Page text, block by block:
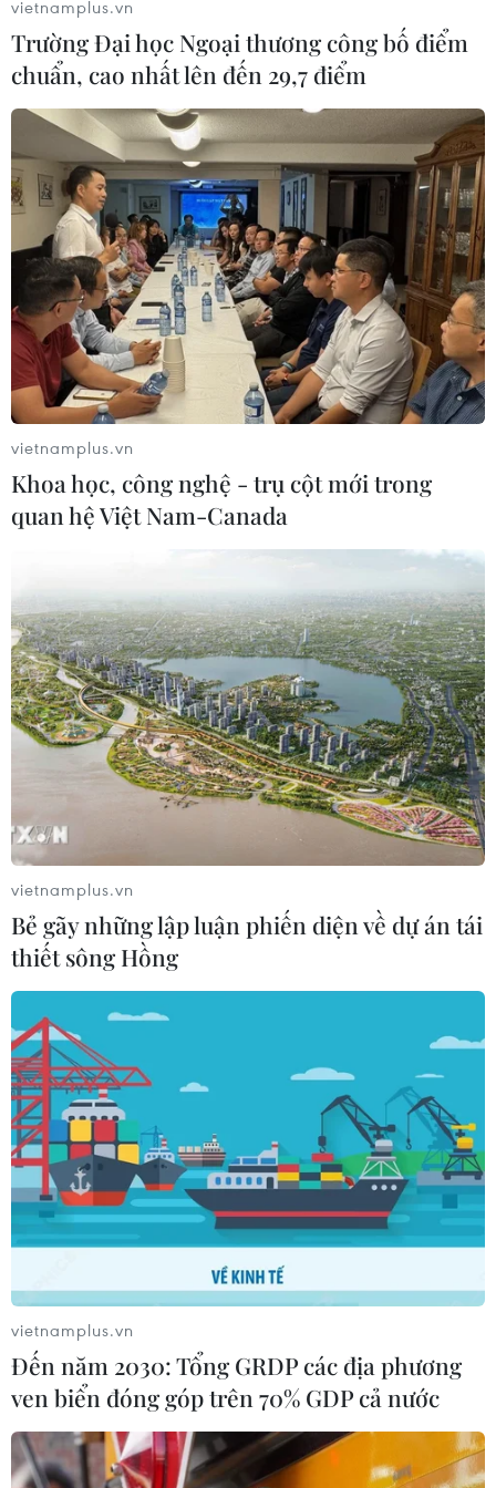
Việt Nam luôn coi trọng và mong muốn
tăng cường quan hệ hữu nghị với Thụy
Điển
03/12/2023 09:15
Tại cuộc gặp Thủ tướng Ulf Kristersson, Thủ tướng Phạm
Minh Chính mong muốn Thụy Điển chia sẻ kinh nghiệm
thành công với Việt Nam trong lĩnh vực phát triển văn
hóa, con người, an sinh xã hội.
vietnamplus.vn
Trường Đại học Ngoại thương công bố điểm
chuẩn, cao nhất lên đến 29,7 điểm
vietnamplus.vn
Khoa học, công nghệ - trụ cột mới trong
quan hệ Việt Nam-Canada
vietnamplus.vn
Bẻ gãy những lập luận phiến diện về dự án tái
thiết sông Hồng
vietnamplus.vn
Đến năm 2030: Tổng GRDP các địa phương
ven biển đóng góp trên 70% GDP cả nước